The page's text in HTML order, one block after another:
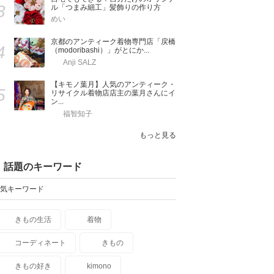
ル「つまみ細工」髪飾りの作り方
めい
京都のアンティーク着物専門店「戻橋
（modoribashi）」がとにか...
Anji SALZ
【キモノ葉月】人気のアンティーク・
リサイクル着物店店主の葉月さんにイ
ン...
福智知子
もっと見る
話題のキーワード
キーワード
きもの生活 着物
コーディネート きもの
きもの好き kimono